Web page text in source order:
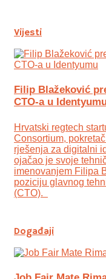
Vijesti
Filip Blažeković
CTO-a u
Hrvatski regtech
Consortium,
rješenja za digitalni
ojаčao je svoje
imenovanjem Filipa
poziciju glavnog
(CTO).
Događaji